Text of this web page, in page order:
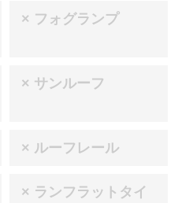
× フォグランプ
× サンルーフ
× ルーフレール
× ランフラットタイ